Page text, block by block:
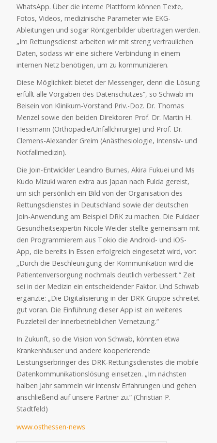
WhatsApp. Über die interne Plattform können Texte,
Fotos, Videos, medizinische Parameter wie EKG-
Ableitungen und sogar Röntgenbilder übertragen werden.
„Im Rettungsdienst arbeiten wir mit streng vertraulichen
Daten, sodass wir eine sichere Verbindung in einem
internen Netz benötigen, um zu kommunizieren.
Diese Möglichkeit bietet der Messenger, denn die Lösung
erfüllt alle Vorgaben des Datenschutzes“, so Schwab im
Beisein von Klinikum-Vorstand Priv.-Doz. Dr. Thomas
Menzel sowie den beiden Direktoren Prof. Dr. Martin H.
Hessmann (Orthopädie/Unfallchirurgie) und Prof. Dr.
Clemens-Alexander Greim (Anästhesiologie, Intensiv- und
Notfallmedizin).
Die Join-Entwickler Leandro Burnes, Akira Fukuei und Ms
Kudo Mizuki waren extra aus Japan nach Fulda gereist,
um sich persönlich ein Bild von der Organisation des
Rettungsdienstes in Deutschland sowie der deutschen
Join-Anwendung am Beispiel DRK zu machen. Die Fuldaer
Gesundheitsexpertin Nicole Weider stellte gemeinsam mit
den Programmierern aus Tokio die Android- und iOS-
App, die bereits in Essen erfolgreich eingesetzt wird, vor:
„Durch die Beschleunigung der Kommunikation wird die
Patientenversorgung nochmals deutlich verbessert.“ Zeit
sei in der Medizin ein entscheidender Faktor. Und Schwab
ergänzte: „Die Digitalisierung in der DRK-Gruppe schreitet
gut voran. Die Einführung dieser App ist ein weiteres
Puzzleteil der innerbetrieblichen Vernetzung.“
In Zukunft, so die Vision von Schwab, könnten etwa
Krankenhäuser und andere kooperierende
Leistungserbringer des DRK-Rettungsdienstes die mobile
Datenkommunikationslösung einsetzen. „Im nächsten
halben Jahr sammeln wir intensiv Erfahrungen und gehen
anschließend auf unsere Partner zu.“ (Christian P.
Stadtfeld)
www.osthessen-news